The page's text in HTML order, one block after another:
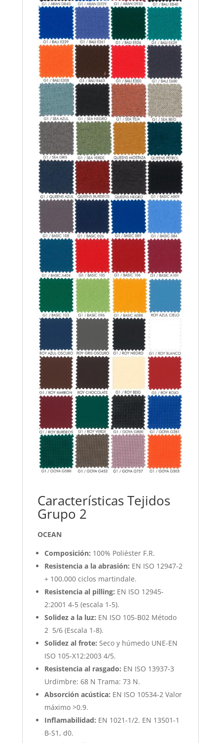
Características Tejidos
Grupo 2
OCEAN
Composición: 100% Poliéster F.R.
Resistencia a la abrasión: EN ISO 12947-2
+ 100.000 ciclos martindale.
Resistencia al pilling: EN ISO 12945-
2:2001 4-5 (escala 1-5).
Solidez a la luz: EN ISO 105-B02 Método
2 5/6 (Escala 1-8).
Solidez al frote: Seco y húmedo UNE-EN
ISO 105-X12:2003 4/5.
Resistencia al rasgado: EN ISO 13937-3
Urdimbre: 68 N Trama: 73 N.
Absorción acústica: EN ISO 10534-2 Valor
máximo >0.9.
Inflamabilidad: EN 1021-1/2. EN 13501-1
B-S1, d0.